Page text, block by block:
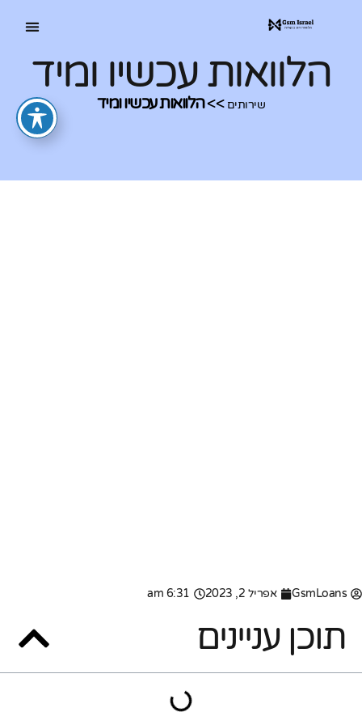
הלוואות עכשיו ומיד
שירותים >>הלוואות עכשיו ומיד
GsmLoans אפריל 2, 2023 6:31 am
תוכן עניינים